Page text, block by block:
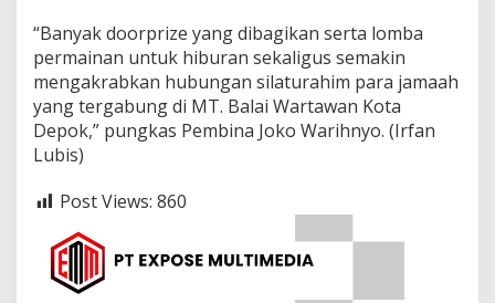
“Banyak doorprize yang dibagikan serta lomba
permainan untuk hiburan sekaligus semakin
mengakrabkan hubungan silaturahim para jamaah
yang tergabung di MT. Balai Wartawan Kota
Depok,” pungkas Pembina Joko Warihnyo. (Irfan
Lubis)
Post Views: 860